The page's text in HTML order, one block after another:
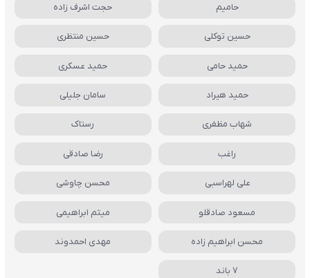
حامیم حجت اشرف زاده
حسین توکلی حسین منتظری
حمید حامی حمید عسکری
حمید هیراد سامان جلیلی
شهاب مظفری رستاک
راغب رضا صادقی
علی لهراسبی محسن چاوشی
مسعود صادقلو میثم ابراهیمی
محسن ابراهیم زاده مهدی احمدوند
7 باند